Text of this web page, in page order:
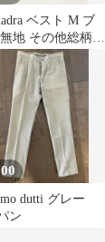
ベスト M ブ
地 その他総柄
レディース
dutti グレー
ン